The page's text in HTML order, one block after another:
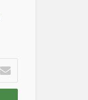
خ